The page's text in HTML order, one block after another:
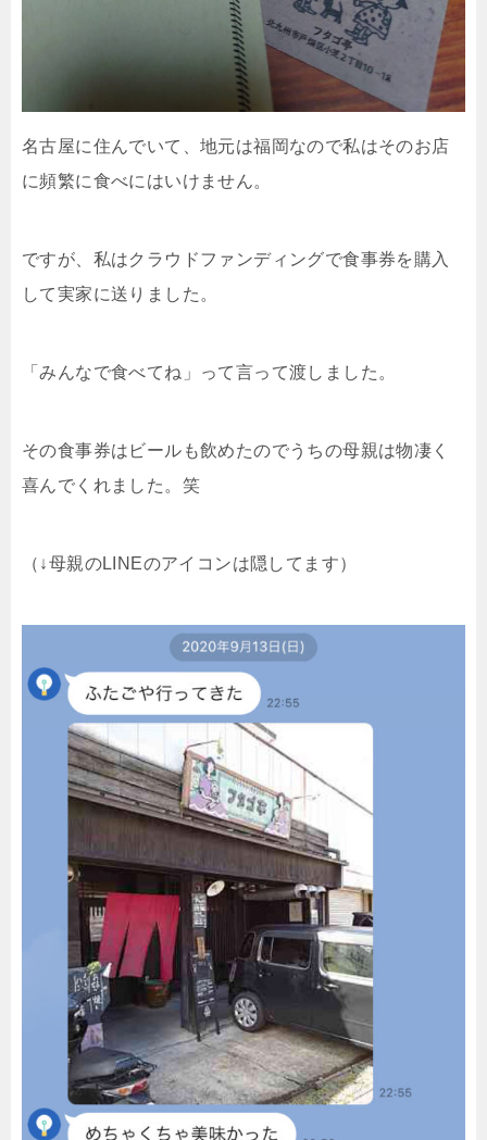
名古屋に住んでいて、地元は福岡なので私はそのお店
に頻繁に食べにはいけません。
ですが、私はクラウドファンディングで食事券を購入
して実家に送りました。
「みんなで食べてね」って言って渡しました。
その食事券はビールも飲めたのでうちの母親は物凄く
喜んでくれました。笑
（↓母親のLINEのアイコンは隠してます）